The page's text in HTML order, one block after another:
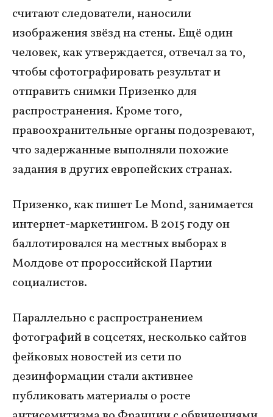
считают следователи, наносили
изображения звёзд на стены. Ещё один
человек, как утверждается, отвечал за то,
чтобы сфотографировать результат и
отправить снимки Призенко для
распространения. Кроме того,
правоохранительные органы подозревают,
что задержанные выполняли похожие
задания в других европейских странах.
Призенко, как пишет Le Mond, занимается
интернет-маркетингом. В 2015 году он
баллотировался на местных выборах в
Молдове от пророссийской Партии
социалистов.
Параллельно с распространением
фотографий в соцсетях, несколько сайтов
фейковых новостей из сети по
дезинформации стали активнее
публиковать материалы о росте